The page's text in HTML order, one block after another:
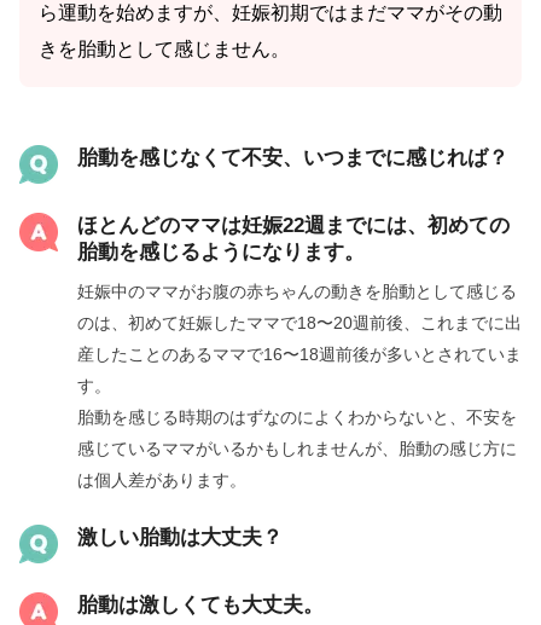
ら運動を始めますが、妊娠初期ではまだママがその動
きを胎動として感じません。
胎動を感じなくて不安、いつまでに感じれば？
ほとんどのママは妊娠22週までには、初めての
胎動を感じるようになります。
妊娠中のママがお腹の赤ちゃんの動きを胎動として感じる
のは、初めて妊娠したママで18〜20週前後、これまでに出
産したことのあるママで16〜18週前後が多いとされていま
す。
胎動を感じる時期のはずなのによくわからないと、不安を
感じているママがいるかもしれませんが、胎動の感じ方に
は個人差があります。
激しい胎動は大丈夫？
胎動は激しくても大丈夫。